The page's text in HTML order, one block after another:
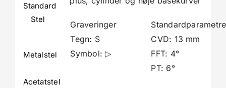
Standard
Stel
Metalstel
Acetatstel
Graveringer
Standardparametre
Tegn: S
CVD: 13 mm
Symbol: ▷
FFT: 4°
PT: 6°